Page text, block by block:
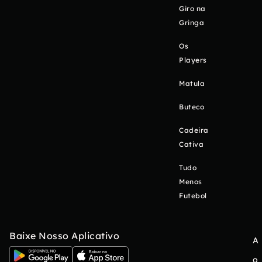
Giro na
Gringa
Os
Players
Matula
Buteco
Cadeira
Cativa
Tudo
Menos
Futebol
Baixe Nosso Aplicativo
A
o